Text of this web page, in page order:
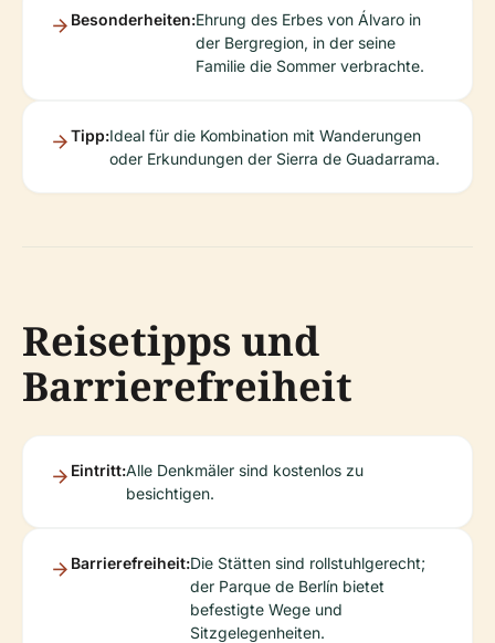
Besonderheiten:Ehrung des Erbes von Álvaro in
der Bergregion, in der seine
Familie die Sommer verbrachte.
Tipp:Ideal für die Kombination mit Wanderungen
oder Erkundungen der Sierra de Guadarrama.
Reisetipps und
Barrierefreiheit
Eintritt:Alle Denkmäler sind kostenlos zu
besichtigen.
Barrierefreiheit:Die Stätten sind rollstuhlgerecht;
der Parque de Berlín bietet
befestigte Wege und
Sitzgelegenheiten.